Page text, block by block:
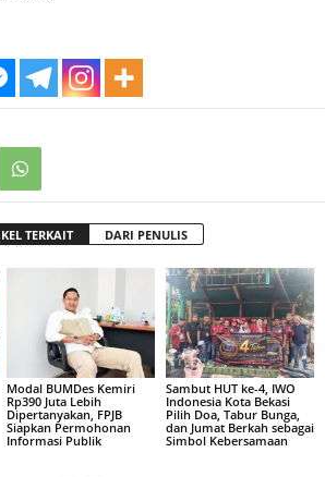
TERKAIT DARI PENULIS
Modal BUMDes Kemiri
Rp390 Juta Lebih
Dipertanyakan, FPJB
Siapkan Permohonan
Informasi Publik
Sambut HUT ke-4, IWO
Indonesia Kota Bekasi
Pilih Doa, Tabur Bunga,
dan Jumat Berkah sebagai
Simbol Kebersamaan